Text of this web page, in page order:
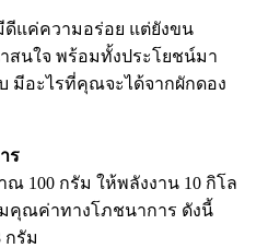
ดีแค่ความอร่อย แต่ยังขน
นใจ พร้อมทั้งประโยชน์มา
มีอะไรที่คุณจะได้จากผักดอง
ร
100 กรัม ให้พลังงาน 10 กิโล
คุณค่าทางโภชนาการ ดังนี้
กรัม